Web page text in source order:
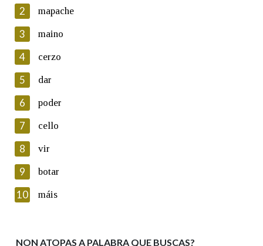
En cumprimento da normativa vixente en materia de
Protección de Datos de Carácter Persoal, a Real Academia
Galega informa a aqueles usuarios que faciliten o seu correo
electrónico, así como calquera outra información de carácter
persoal, que estes datos serán obxecto de tratamento
automatizado de carácter confidencial e incorporados aos seus
ficheiros informáticos. Así mesmo, os usuarios poderán exercer o
seu dereito de acceso, rectificación, oposición e cancelación dos
seus datos poñéndose en contacto connosco.
Lin e acepto as condicións da política de
Introduce o código que aparece na imaxe:
2 mapache
3 maino
4 cerzo
5 dar
6 poder
7 cello
8 vir
9 botar
10 máis
NON ATOPAS A PALABRA QUE BUSCAS?